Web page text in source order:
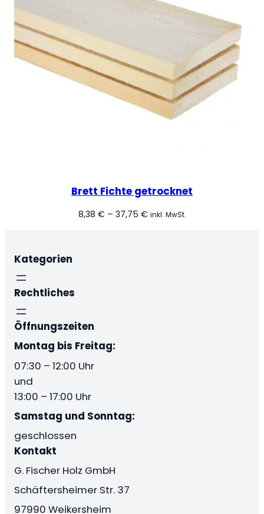
Brett Fichte getrocknet
8,38 € – 37,75 €Preisspanne:
inkl. MwSt.
Kategorien
Rechtliches
Öffnungszeiten
Montag bis Freitag:
07:30 – 12:00 Uhr
und
13:00 – 17:00 Uhr
Samstag und Sonntag:
geschlossen
Kontakt
G. Fischer Holz GmbH
Schäftersheimer Str. 37
97990 Weikersheim